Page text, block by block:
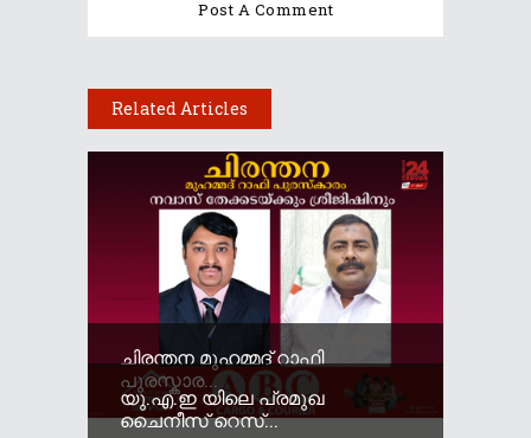
Related Articles
ചിരന്തന മുഹമ്മദ് റാഫി
പുരസ്കാര...
യു.എ.ഇ യിലെ പ്രമുഖ
ചൈനീസ് റെസ്...